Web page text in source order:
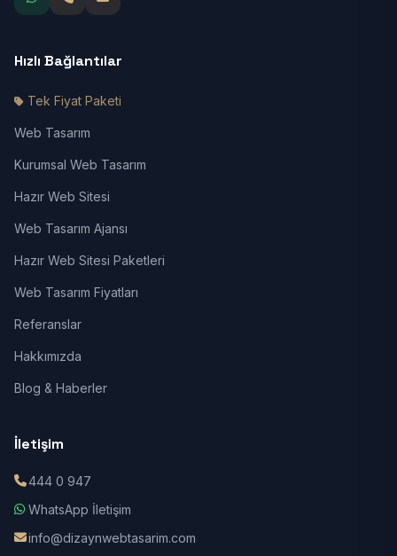
Hızlı Bağlantılar
Tek Fiyat Paketi
Web Tasarım
Kurumsal Web Tasarım
Hazır Web Sitesi
Web Tasarım Ajansı
Hazır Web Sitesi Paketleri
Web Tasarım Fiyatları
Referanslar
Hakkımızda
Blog & Haberler
İletişim
444 0 947
WhatsApp İletişim
info@dizaynwebtasarim.com